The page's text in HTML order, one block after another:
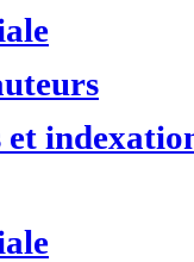
et